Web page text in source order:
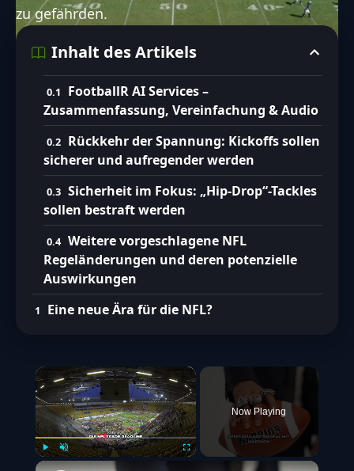
zu gefährden.
Inhalt des Artikels
FootballR AI Services –
Zusammenfassung, Vereinfachung & Audio
Rückkehr der Spannung: Kickoffs sollen
sicherer und aufregender werden
Sicherheit im Fokus: „Hip-Drop“-Tackles
sollen bestraft werden
Weitere vorgeschlagene NFL
Regeländerungen und deren potenzielle
Auswirkungen
Eine neue Ära für die NFL?
×
Play Unmute
Now Playing